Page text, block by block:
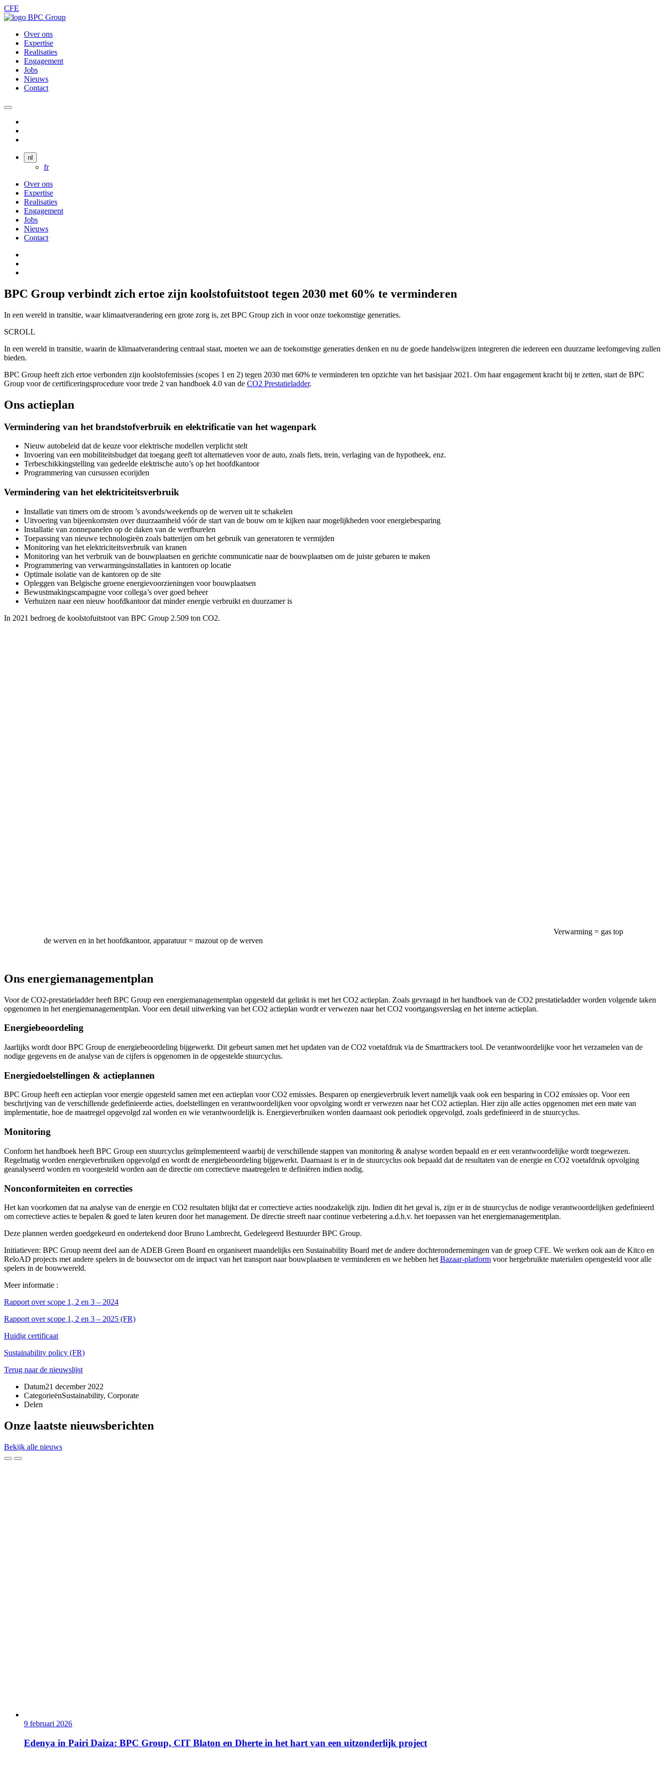
CFE
Over ons
Expertise
Realisaties
Engagement
Jobs
Nieuws
Contact
nl
fr
Over ons
Expertise
Realisaties
Engagement
Jobs
Nieuws
Contact
BPC Group verbindt zich ertoe zijn koolstofuitstoot tegen 2030 met 60% te verminderen
In een wereld in transitie, waar klimaatverandering een grote zorg is, zet BPC Group zich in voor onze toekomstige generaties.
SCROLL
In een wereld in transitie, waarin de klimaatverandering centraal staat, moeten we aan de toekomstige generaties denken en nu de goede handelswijzen integreren die iedereen een duurzame leefomgeving zullen
bieden.
BPC Group heeft zich ertoe verbonden zijn koolstofemissies (scopes 1 en 2) tegen 2030 met 60% te verminderen ten opzichte van het basisjaar 2021. Om haar engagement kracht bij te zetten, start de BPC
Group voor de certificeringsprocedure voor trede 2 van handboek 4.0 van de CO2 Prestatieladder.
Ons actieplan
Vermindering van het brandstofverbruik en elektrificatie van het wagenpark
Nieuw autobeleid dat de keuze voor elektrische modellen verplicht stelt
Invoering van een mobiliteitsbudget dat toegang geeft tot alternatieven voor de auto, zoals fiets, trein, verlaging van de hypotheek, enz.
Terbeschikkingstelling van gedeelde elektrische auto’s op het hoofdkantoor
Programmering van cursussen ecorijden
Vermindering van het elektriciteitsverbruik
Installatie van timers om de stroom ’s avonds/weekends op de werven uit te schakelen
Uitvoering van bijeenkomsten over duurzaamheid vóór de start van de bouw om te kijken naar mogelijkheden voor energiebesparing
Installatie van zonnepanelen op de daken van de werfburelen
Toepassing van nieuwe technologieën zoals batterijen om het gebruik van generatoren te vermijden
Monitoring van het elektriciteitsverbruik van kranen
Monitoring van het verbruik van de bouwplaatsen en gerichte communicatie naar de bouwplaatsen om de juiste gebaren te maken
Programmering van verwarmingsinstallaties in kantoren op locatie
Optimale isolatie van de kantoren op de site
Opleggen van Belgische groene energievoorzieningen voor bouwplaatsen
Bewustmakingscampagne voor collega’s over goed beheer
Verhuizen naar een nieuw hoofdkantoor dat minder energie verbruikt en duurzamer is
In 2021 bedroeg de koolstofuitstoot van BPC Group 2.509 ton CO2.
Verwarming = gas top
de werven en in het hoofdkantoor, apparatuur = mazout op de werven
Ons energiemanagementplan
Voor de CO2-prestatieladder heeft BPC Group een energiemanagementplan opgesteld dat gelinkt is met het CO2 actieplan. Zoals gevraagd in het handboek van de CO2 prestatieladder worden volgende taken
opgenomen in het energiemanagementplan. Voor een detail uitwerking van het CO2 actieplan wordt er verwezen naar het CO2 voortgangsverslag en het interne actieplan.
Energiebeoordeling
Jaarlijks wordt door BPC Group de energiebeoordeling bijgewerkt. Dit gebeurt samen met het updaten van de CO2 voetafdruk via de Smarttrackers tool. De verantwoordelijke voor het verzamelen van de
nodige gegevens en de analyse van de cijfers is opgenomen in de opgestelde stuurcyclus.
Energiedoelstellingen & actieplannen
BPC Group heeft een actieplan voor energie opgesteld samen met een actieplan voor CO2 emissies. Besparen op energieverbruik levert namelijk vaak ook een besparing in CO2 emissies op. Voor een
beschrijving van de verschillende gedefinieerde acties, doelstellingen en verantwoordelijken voor opvolging wordt er verwezen naar het CO2 actieplan. Hier zijn alle acties opgenomen met een mate van
implementatie, hoe de maatregel opgevolgd zal worden en wie verantwoordelijk is. Energieverbruiken worden daarnaast ook periodiek opgevolgd, zoals gedefinieerd in de stuurcyclus.
Monitoring
Conform het handboek heeft BPC Group een stuurcyclus geïmplementeerd waarbij de verschillende stappen van monitoring & analyse worden bepaald en er een verantwoordelijke wordt toegewezen.
Regelmatig worden energieverbruiken opgevolgd en wordt de energiebeoordeling bijgewerkt. Daarnaast is er in de stuurcyclus ook bepaald dat de resultaten van de energie en CO2 voetafdruk opvolging
geanalyseerd worden en voorgesteld worden aan de directie om correctieve maatregelen te definiëren indien nodig.
Nonconformiteiten en correcties
Het kan voorkomen dat na analyse van de energie en CO2 resultaten blijkt dat er correctieve acties noodzakelijk zijn. Indien dit het geval is, zijn er in de stuurcyclus de nodige verantwoordelijken gedefinieerd
om correctieve acties te bepalen & goed te laten keuren door het management. De directie streeft naar continue verbetering a.d.h.v. het toepassen van het energiemanagementplan.
Deze plannen werden goedgekeurd en ondertekend door Bruno Lambrecht, Gedelegeerd Bestuurder BPC Group.
Initiatieven: BPC Group neemt deel aan de ADEB Green Board en organiseert maandelijks een Sustainability Board met de andere dochterondernemingen van de groep CFE. We werken ook aan de Kitco en
ReloAD projects met andere spelers in de bouwsector om de impact van het transport naar bouwplaatsen te verminderen en we hebben het Bazaar-platform voor hergebruikte materialen opengesteld voor alle
spelers in de bouwwereld.
Meer informatie :
Rapport over scope 1, 2 en 3 – 2024
Rapport over scope 1, 2 en 3 – 2025 (FR)
Huidig certificaat
Sustainability policy (FR)
Terug naar de nieuwslijst
Datum21 december 2022
CategorieënSustainability, Corporate
Delen
Onze laatste nieuwsberichten
Bekijk alle nieuws
9 februari 2026
Edenya in Pairi Daiza: BPC Group, CIT Blaton en Dherte in het hart van een uitzonderlijk project